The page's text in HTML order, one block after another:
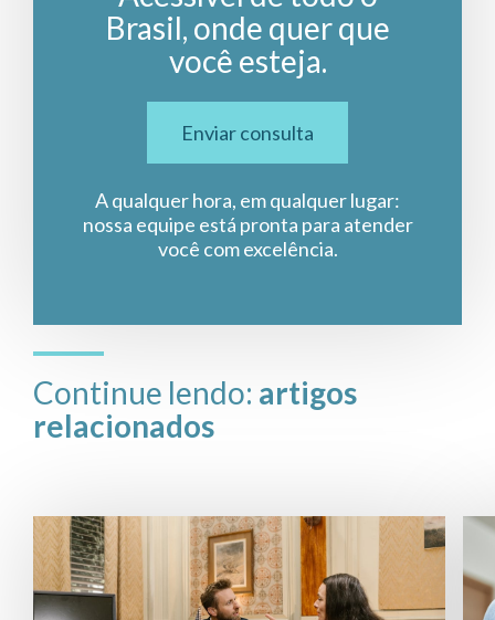
Brasil, onde quer que
você esteja.
Enviar consulta
A qualquer hora, em qualquer lugar:
nossa equipe está pronta para atender
você com excelência.
Continue lendo: artigos
relacionados